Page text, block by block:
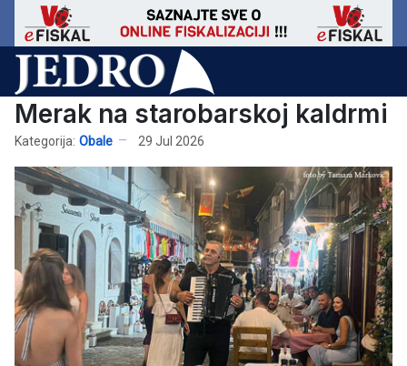
Merak na starobarskoj kaldrmi
Kategorija: Obale 29 Jul 2026